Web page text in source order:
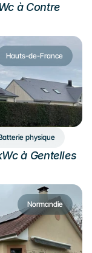
à Contre
Hauts-de-France
physique
à Gentelles
Normandie